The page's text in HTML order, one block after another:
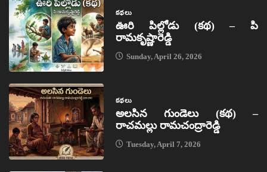
కథలు
ఊరి పిల్లోడు (కథ) – పి
రామకృష్ణారెడ్డి
Sunday, April 26, 2026
కథలు
అలసిన గుండెలు (కథ) –
రాచమల్లు రామచంద్రారెడ్డి
Tuesday, April 7, 2026